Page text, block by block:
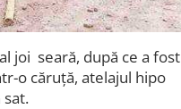
joi seară, după ce a fost
o căruță, atelajul hipo